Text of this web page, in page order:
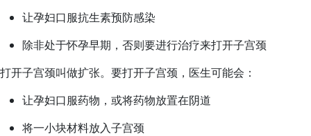
让孕妇口服抗生素预防感染
除非处于怀孕早期，否则要进行治疗来打开子宫颈
打开子宫颈叫做扩张。要打开子宫颈，医生可能会：
让孕妇口服药物，或将药物放置在阴道
将一小块材料放入子宫颈